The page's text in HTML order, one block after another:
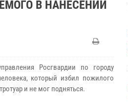
В НАНЕСЕНИИ
Росгвардии по городу
который избил пожилого
и не мог подняться.